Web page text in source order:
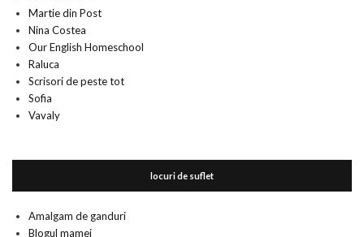
Martie din Post
Nina Costea
Our English Homeschool
Raluca
Scrisori de peste tot
Sofia
Vavaly
locuri de suflet
Amalgam de ganduri
Blogul mamei